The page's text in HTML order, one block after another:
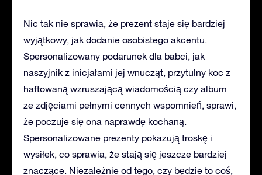
Nic tak nie sprawia, że prezent staje się bardziej
wyjątkowy, jak dodanie osobistego akcentu.
Spersonalizowany podarunek dla babci, jak
naszyjnik z inicjałami jej wnucząt, przytulny koc z
haftowaną wzruszającą wiadomością czy album
ze zdjęciami pełnymi cennych wspomnień, sprawi,
że poczuje się ona naprawdę kochaną.
Spersonalizowane prezenty pokazują troskę i
wysiłek, co sprawia, że stają się jeszcze bardziej
znaczące. Niezależnie od tego, czy będzie to coś,